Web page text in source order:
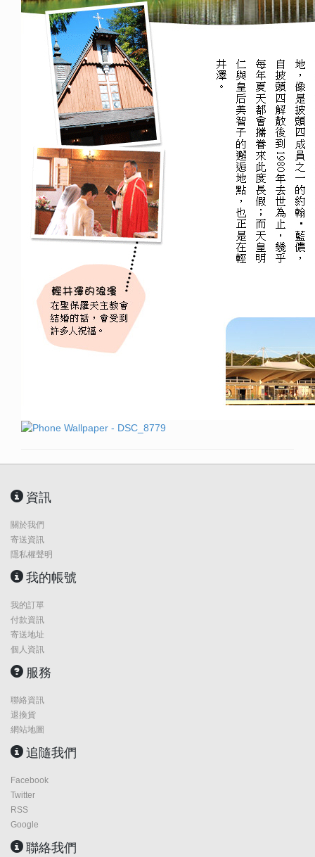
資訊
關於我們
寄送資訊
隱私權聲明
我的帳號
我的訂單
付款資訊
寄送地址
個人資訊
服務
聯絡資訊
退換貨
網站地圖
追隨我們
Facebook
Twitter
RSS
Google
聯絡我們